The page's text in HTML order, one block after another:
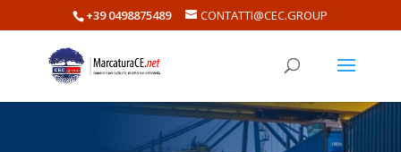
+39 0498875489 CONTATTI@CEC.GROUP